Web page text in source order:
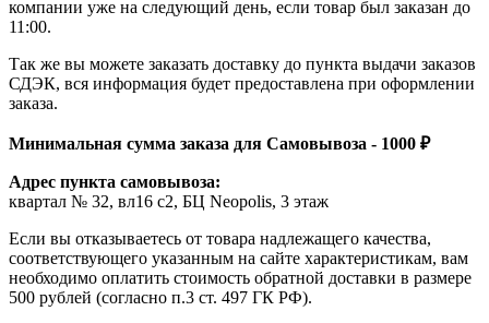
компании уже на следующий день, если товар был заказан до
11:00.
Так же вы можете заказать доставку до пункта выдачи заказов
СДЭК, вся информация будет предоставлена при оформлении
заказа.
Минимальная сумма заказа для Самовывоза - 1000 ₽
Адрес пункта самовывоза:
квартал № 32, вл16 с2, БЦ Neopolis, 3 этаж
Если вы отказываетесь от товара надлежащего качества,
соответствующего указанным на сайте характеристикам, вам
необходимо оплатить стоимость обратной доставки в размере
500 рублей (согласно п.3 ст. 497 ГК РФ).